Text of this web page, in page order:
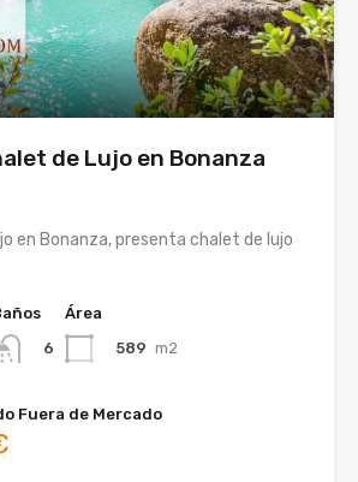
de Lujo en Bonanza
en Bonanza, presenta chalet de lujo
6
Área
589 m2
Fuera de Mercado